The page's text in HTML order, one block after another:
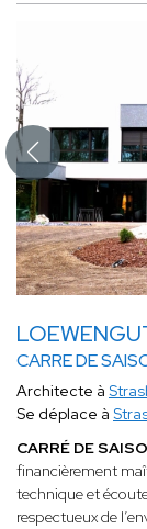
CARRE DE
Architecte à
Se déplace à
CARRÉ DE
financièrement
technique et
respectueux de